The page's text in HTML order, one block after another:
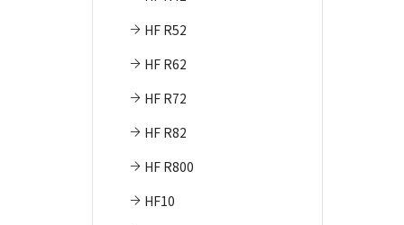
HF R52
HF R62
HF R72
HF R82
HF R800
HF10